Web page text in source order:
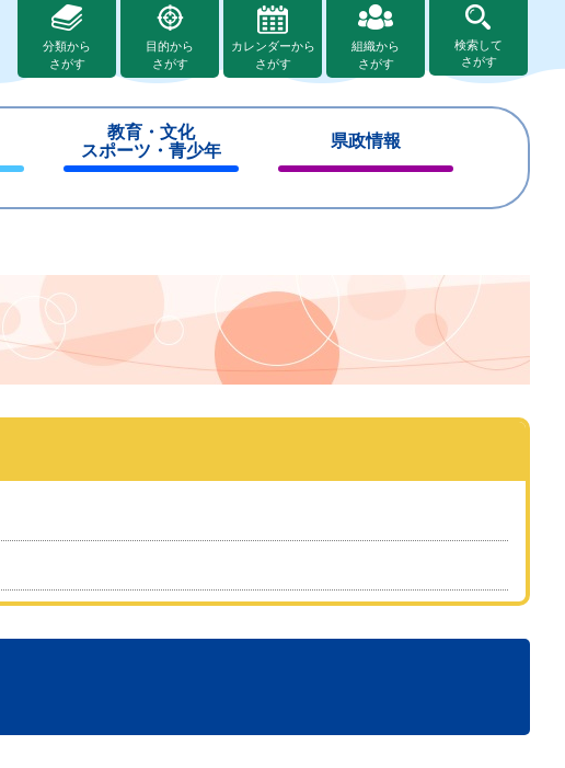
分類から
さがす
目的から
さがす
カレンダーから
さがす
組織から
さがす
検索して
さがす
教育・文化
スポーツ・青少年
じ
県政情報
じ